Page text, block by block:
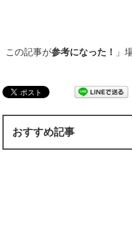
この記事が参考になった！
」
おすすめ記事